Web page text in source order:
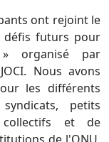
ont rejoint le
défis futurs pour
organisé par
Nous avons
les différents
petits
et de